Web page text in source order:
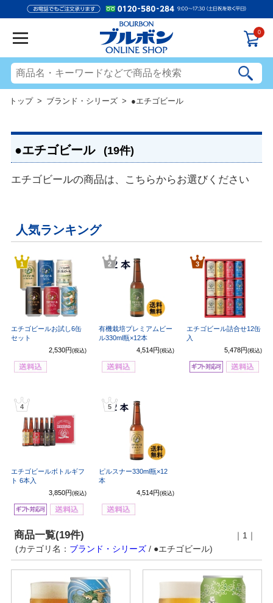
0
トップ> ブランド・シリーズ > ●エチゴビール
●エチゴビール (19件)
エチゴビールの商品は、こちらからお選びください
人気ランキング
1
エチゴビールお試し6缶
セット
2,530円 (税込)
2
有機栽培プレミアムビー
ル330ml瓶×12本
4,514円 (税込)
3
エチゴビール詰合せ12缶
入
5,478円(税込)
4
エチゴビールボトルギフ
ト 6本入
3,850円 (税込)
5
ピルスナー330ml瓶×12
本
4,514円 (税込)
商品一覧(19件)
｜1｜
(カテゴリ名： ブランド・シリーズ/ ●エチゴビール)